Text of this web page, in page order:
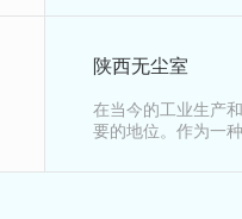
陕西无尘室
在当今的工业生产
要的地位。作为一